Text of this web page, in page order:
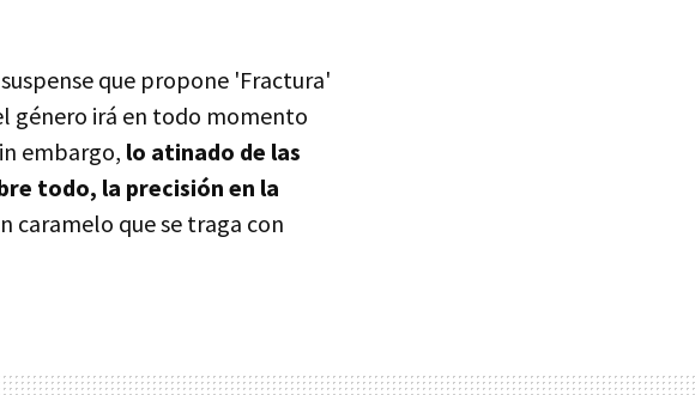
que propone 'Fractura'
género irá en todo momento
embargo, lo atinado de las
todo, la precisión en la
caramelo que se traga con